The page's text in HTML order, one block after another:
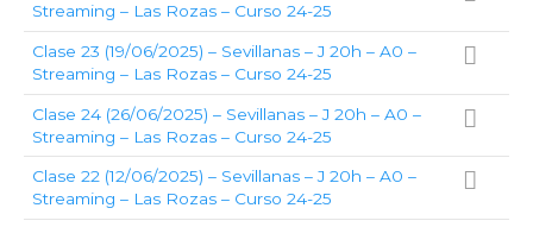
Streaming – Las Rozas – Curso 24-25
Clase 23 (19/06/2025) – Sevillanas – J 20h – A0 –
Streaming – Las Rozas – Curso 24-25
Clase 24 (26/06/2025) – Sevillanas – J 20h – A0 –
Streaming – Las Rozas – Curso 24-25
Clase 22 (12/06/2025) – Sevillanas – J 20h – A0 –
Streaming – Las Rozas – Curso 24-25